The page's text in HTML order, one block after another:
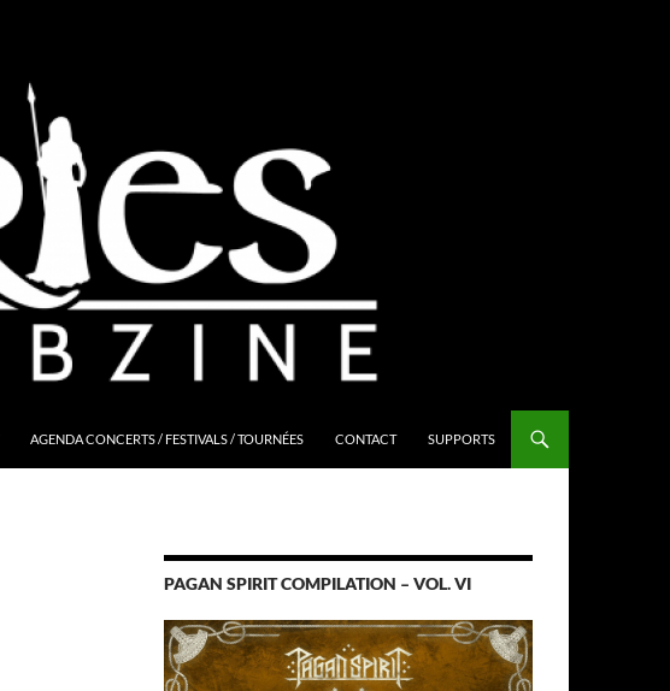
AGENDA CONCERTS / FESTIVALS / TOURNÉES CONTACT SUPPORTS
PAGAN SPIRIT COMPILATION – VOL. VI